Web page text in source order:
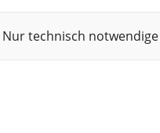
Nur technisch notwendige